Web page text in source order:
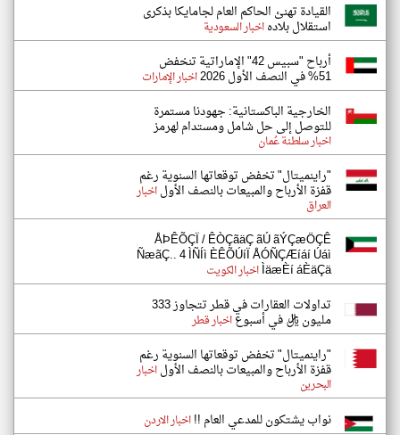
القيادة تهنئ الحاكم العام لجامايكا بذكرى
استقلال بلادهاخبار السعودية
أرباح "سبيس 42" الإماراتية تنخفض
51% في النصف الأول 2026 اخبار الإمارات
الخارجية الباكستانية: جهودنا مستمرة
للتوصل إلى حل شامل ومستدام لهرمز
اخبار سلطنة عُمان
"راينميتال" تخفض توقعاتها السنوية رغم
قفزة الأرباح والمبيعات بالنصف الأولاخبار
العراق
ÅÞÊÕÇÏ / ÊÒÇãäÇ ãÚ ãÝÇæÖÇÊ
ÑæãÇ.. 4 ÌÑÍì ÈÊÕÚíÏ ÅÓÑÇÆíáí Úáì
ÌäæÈí áÈäÇäاخبار الكويت
تداولات العقارات في قطر تتجاوز 333
مليون ريال في أسبوعاخبار قطر
"راينميتال" تخفض توقعاتها السنوية رغم
قفزة الأرباح والمبيعات بالنصف الأولاخبار
البحرين
نواب يشتكون للمدعي العام !!اخبار الاردن